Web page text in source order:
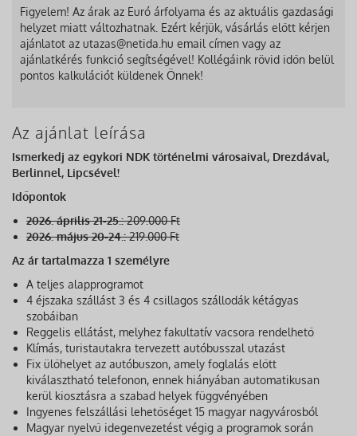
Figyelem! Az árak az Euró árfolyama és az aktuális gazdasági
helyzet miatt változhatnak. Ezért kérjük, vásárlás előtt kérjen
ajánlatot az utazas@netida.hu email címen vagy az
ajánlatkérés funkció segítségével! Kollégáink rövid időn belül
pontos kalkulációt küldenek Önnek!
Az ajánlat leírása
Ismerkedj az egykori NDK történelmi városaival, Drezdával,
Berlinnel, Lipcsével!
Időpontok
2026. április 21-25.:209.000 Ft
2026. május 20-24.:219.000 Ft
Az ár tartalmazza 1 személyre
A teljes alapprogramot
4 éjszaka szállást 3 és 4 csillagos szállodák kétágyas
szobáiban
Reggelis ellátást, melyhez fakultatív vacsora rendelhető
Klímás, turistautakra tervezett autóbusszal utazást
Fix ülőhelyet az autóbuszon, amely foglalás előtt
kiválasztható telefonon, ennek hiányában automatikusan
kerül kiosztásra a szabad helyek függvényében
Ingyenes felszállási lehetőséget 15 magyar nagyvárosból
Magyar nyelvű idegenvezetést végig a programok során